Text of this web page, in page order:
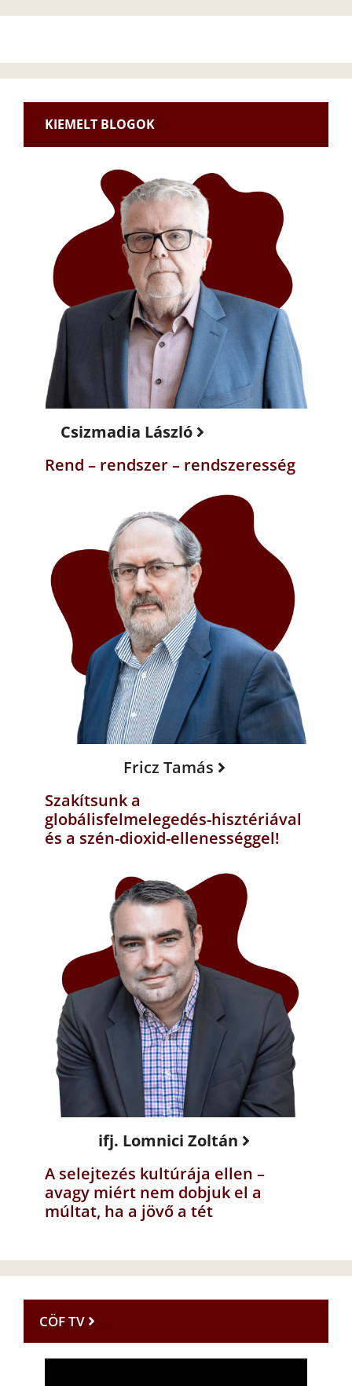
KIEMELT BLOGOK
Csizmadia László
Rend – rendszer – rendszeresség
Fricz Tamás
Szakítsunk a
globálisfelmelegedés-hisztériával
és a szén-dioxid-ellenességgel!
ifj. Lomnici Zoltán
A selejtezés kultúrája ellen –
avagy miért nem dobjuk el a
múltat, ha a jövő a tét
CÖF TV